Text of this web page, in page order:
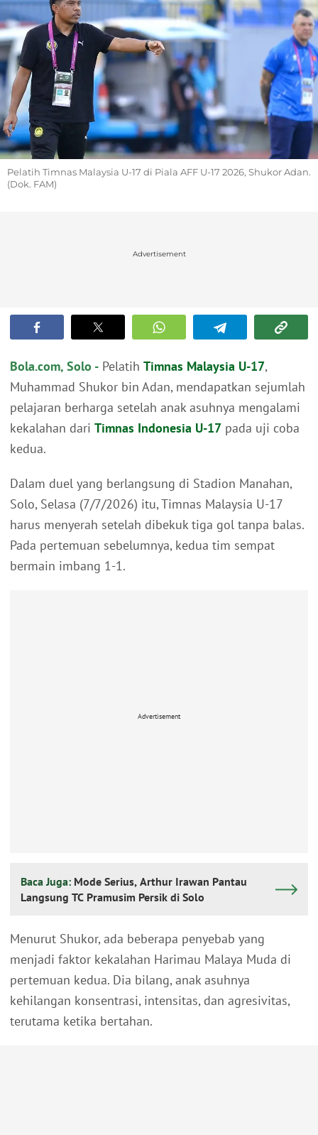
Pelatih Timnas Malaysia U-17 di Piala AFF U-17 2026, Shukor Adan.
(Dok. FAM)
Advertisement
Bola.com, Solo - Pelatih Timnas Malaysia U-17,
Muhammad Shukor bin Adan, mendapatkan sejumlah
pelajaran berharga setelah anak asuhnya mengalami
kekalahan dari Timnas Indonesia U-17 pada uji coba
kedua.
Dalam duel yang berlangsung di Stadion Manahan,
Solo, Selasa (7/7/2026) itu, Timnas Malaysia U-17
harus menyerah setelah dibekuk tiga gol tanpa balas.
Pada pertemuan sebelumnya, kedua tim sempat
bermain imbang 1-1.
Advertisement
Baca Juga: Mode Serius, Arthur Irawan Pantau
Langsung TC Pramusim Persik di Solo
Menurut Shukor, ada beberapa penyebab yang
menjadi faktor kekalahan Harimau Malaya Muda di
pertemuan kedua. Dia bilang, anak asuhnya
kehilangan konsentrasi, intensitas, dan agresivitas,
terutama ketika bertahan.